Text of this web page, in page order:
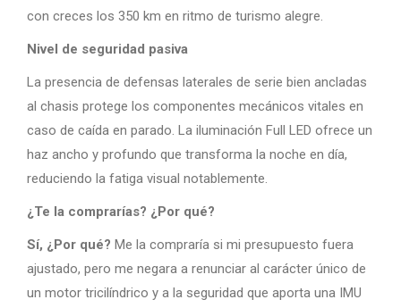
con creces los 350 km en ritmo de turismo alegre.
Nivel de seguridad pasiva
La presencia de defensas laterales de serie bien ancladas
al chasis protege los componentes mecánicos vitales en
caso de caída en parado. La iluminación Full LED ofrece un
haz ancho y profundo que transforma la noche en día,
reduciendo la fatiga visual notablemente.
¿Te la comprarías? ¿Por qué?
Sí, ¿Por qué? Me la compraría si mi presupuesto fuera
ajustado, pero me negara a renunciar al carácter único de
un motor tricilíndrico y a la seguridad que aporta una IMU